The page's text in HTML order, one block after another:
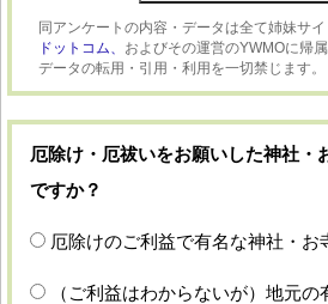
同アンケートの内容・データは全て姉妹サイ
ドットコム、 およびその運営のYWMOに帰
データの転用・引用・利用を一切禁じます。
厄除け・厄祓いをお願いした神社・
ですか？
厄除けのご利益で有名な神社・お
（ご利益はわからないが）地元